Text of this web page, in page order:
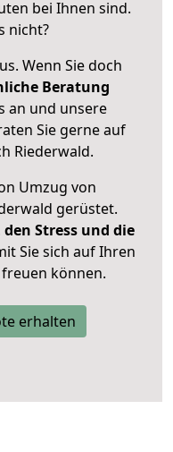
bei Ihnen sind.
nicht?
Wenn Sie doch
Beratung
an und unsere
Sie gerne auf
Riederwald.
Umzug von
gerüstet.
den Stress und die
Sie sich auf Ihren
können.
erhalten